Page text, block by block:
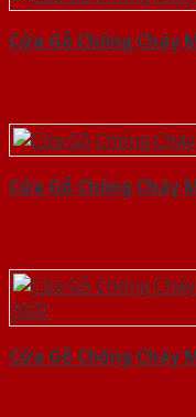
Cửa Gỗ Chống Cháy
Cửa Gỗ Chống Cháy
Cửa Gỗ Chống Cháy